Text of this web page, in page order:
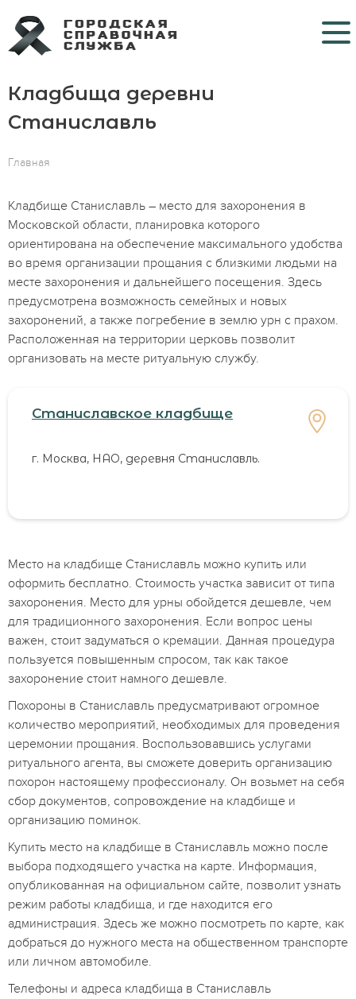
Кладбища
Крематории
Морги
Больницы COVID
Ритуальные услуги
Контакты
Кладбища деревни
Станиславль
Главная
Кладбище Станиславль – место для захоронения в
Московской области, планировка которого
ориентирована на обеспечение максимального удобства
во время организации прощания с близкими людьми на
месте захоронения и дальнейшего посещения. Здесь
предусмотрена возможность семейных и новых
захоронений, а также погребение в землю урн с прахом.
Расположенная на территории церковь позволит
организовать на месте ритуальную службу.
Станиславское кладбище
г. Москва, НАО, деревня Станиславль.
Место на кладбище Станиславль можно купить или
оформить бесплатно. Стоимость участка зависит от типа
захоронения. Место для урны обойдется дешевле, чем
для традиционного захоронения. Если вопрос цены
важен, стоит задуматься о кремации. Данная процедура
пользуется повышенным спросом, так как такое
захоронение стоит намного дешевле.
Похороны в Станиславль предусматривают огромное
количество мероприятий, необходимых для проведения
церемонии прощания. Воспользовавшись услугами
ритуального агента, вы сможете доверить организацию
похорон настоящему профессионалу. Он возьмет на себя
сбор документов, сопровождение на кладбище и
организацию поминок.
Купить место на кладбище в Станиславль можно после
выбора подходящего участка на карте. Информация,
опубликованная на официальном сайте, позволит узнать
режим работы кладбища, и где находится его
администрация. Здесь же можно посмотреть по карте, как
добраться до нужного места на общественном транспорте
или личном автомобиле.
Телефоны и адреса кладбища в Станиславль